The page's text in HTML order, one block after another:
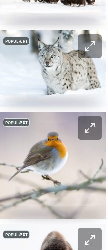
POPULÆRT
POPULÆRT
POPULÆRT